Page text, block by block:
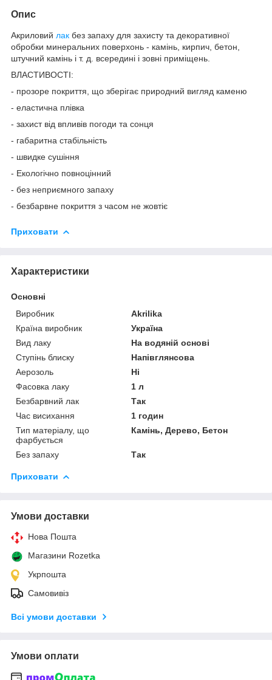
Опис
Акриловий лак без запаху для захисту та декоративної
обробки минеральних поверхонь - камінь, кирпич, бетон,
штучний камінь і т. д. всередині і зовні приміщень.
ВЛАСТИВОСТІ:
- прозоре покриття, що зберігає природний вигляд каменю
- еластична плівка
- захист від впливів погоди та сонця
- габаритна стабільність
- швидке сушіння
- Екологічно повноцінний
- без неприємного запаху
- безбарвне покриття з часом не жовтіє
Приховати
Характеристики
Основні
Виробник
Akrilika
Країна виробник
Україна
Вид лаку
На водяній основі
Ступінь блиску
Напівглянсова
Аерозоль
Ні
Фасовка лаку
1 л
Безбарвний лак
Так
Час висихання
1 годин
Тип матеріалу, що
фарбується
Камінь, Дерево, Бетон
Без запаху Так
Приховати
Умови доставки
Нова Пошта
Магазини Rozetka
Укрпошта
Самовивіз
Всі умови доставки
Умови оплати